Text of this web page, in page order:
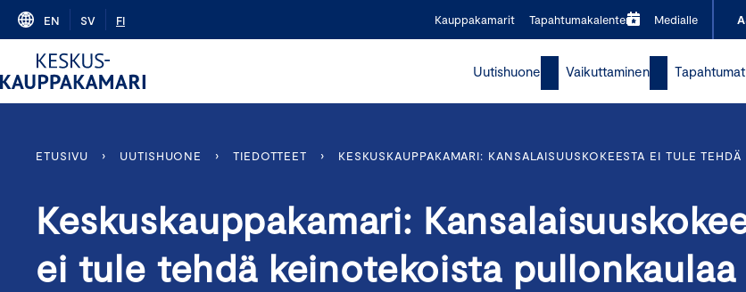
Skip
content
EN SV FI Kauppakamarit Tapahtumakalenteri Medialle
Uutishuone Vaikuttaminen
ETUSIVU › UUTISHUONE › TIEDOTTEET › KESKUSKAUPPAKAMARI: KANSALAISUUSKOKEESTA EI TULE
Keskuskauppakamari:
ei tule tehdä keinotekoista pullonkaulaa